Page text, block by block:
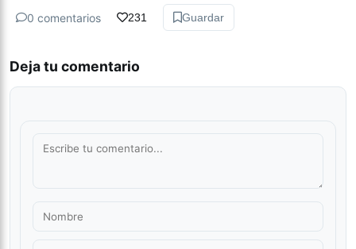
0 comentarios 231 Guardar
Deja tu comentario